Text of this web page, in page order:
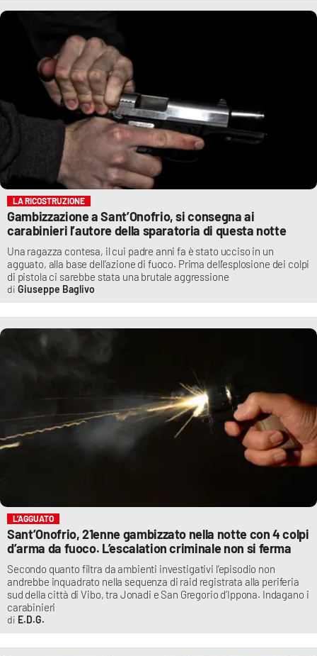
LA RICOSTRUZIONE
Gambizzazione a Sant’Onofrio, si consegna ai
carabinieri l’autore della sparatoria di questa notte
Una ragazza contesa, il cui padre anni fa è stato ucciso in un
agguato, alla base dell’azione di fuoco. Prima dell’esplosione dei colpi
di pistola ci sarebbe stata una brutale aggressione
Giuseppe Baglivo
L’AGGUATO
Sant’Onofrio, 21enne gambizzato nella notte con 4 colpi
d’arma da fuoco. L’escalation criminale non si ferma
Secondo quanto filtra da ambienti investigativi l’episodio non
andrebbe inquadrato nella sequenza di raid registrata alla periferia
sud della città di Vibo, tra Jonadi e San Gregorio d’Ippona. Indagano i
carabinieri
E.D.G.